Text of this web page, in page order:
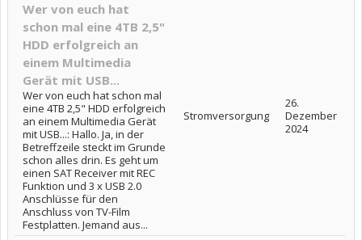
Wer von euch hat
schon mal eine 4TB 2,5"
HDD erfolgreich an
einem Multimedia
Gerät mit USB...
Wer von euch hat schon mal
eine 4TB 2,5" HDD erfolgreich
an einem Multimedia Gerät
mit USB...: Hallo. Ja, in der
Betreffzeile steckt im Grunde
schon alles drin. Es geht um
einen SAT Receiver mit REC
Funktion und 3 x USB 2.0
Anschlüsse für den
Anschluss von TV-Film
Festplatten. Jemand aus...
Stromversorgung
26.
Dezember
2024